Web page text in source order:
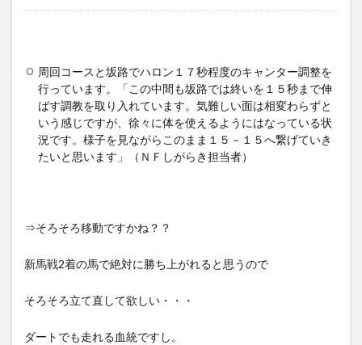
周回コースと坂路でハロン１７秒程度のキャンター調整を
行っています。「この中間も坂路では終いを１５秒まで伸
ばす調教を取り入れています。気難しい面は相変わらずと
いう感じですが、徐々に体を使えるようにはなっている状
況です。様子を見ながらこのまま１５－１５へ繋げていき
たいと思います」（ＮＦしがらき担当者）
⇒そろそろ移動ですかね？？
新馬戦2着の馬で絶対に勝ち上がれると思うので
そろそろ立て直して欲しい・・・
ダートでも走れる血統ですし。